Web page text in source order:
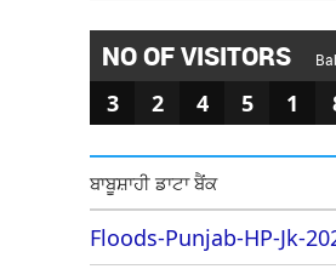
NO OF VISITORS
3 2 4 5 1
ਬਾਬੂਸ਼ਾਹੀ ਡਾਟਾ ਬੈਂਕ
Floods-Punjab-HP-Jk-